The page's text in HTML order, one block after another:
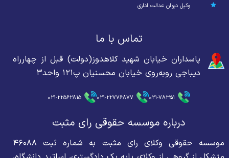
وکیل دیوان عدالت اداری
تماس با ما
پاسداران خیابان شهید کلاهدوز(دولت) قبل از چهارراه
دیباجی روبه‌روی خیابان محسنیان پ۱۲۱ واحد۳
021-78351
021-22776877
021-22562815
درباره موسسه حقوقی رای مثبت
موسسه حقوقی وکلای رای مثبت به شماره ثبت ۴۶۰۸۸